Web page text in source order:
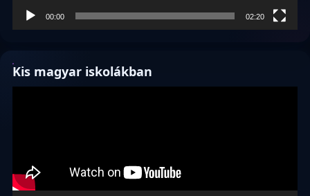
00:00 02:20
Kis magyar iskolákban